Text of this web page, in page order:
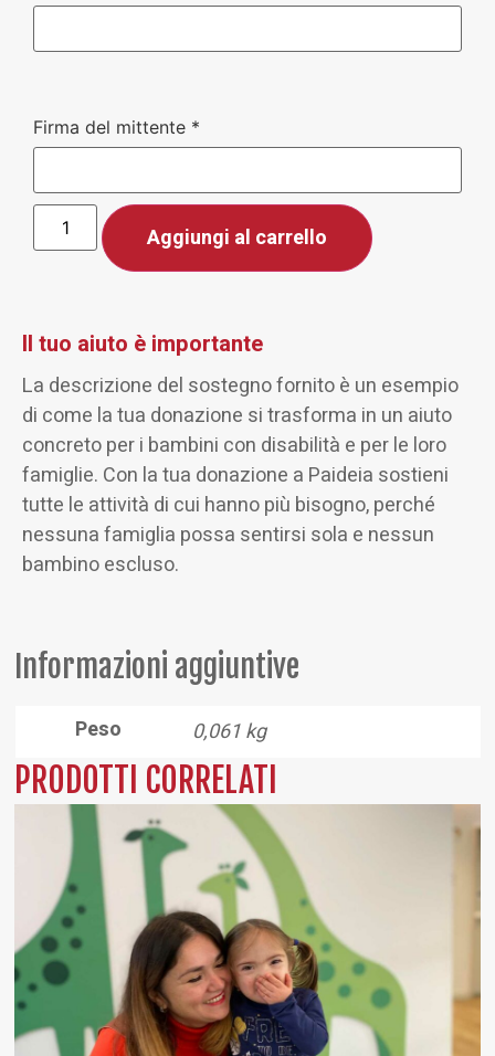
Firma del mittente *
Aggiungi al carrello
Il tuo aiuto è importante
La descrizione del sostegno fornito è un esempio
di come la tua donazione si trasforma in un aiuto
concreto per i bambini con disabilità e per le loro
famiglie. Con la tua donazione a Paideia sostieni
tutte le attività di cui hanno più bisogno, perché
nessuna famiglia possa sentirsi sola e nessun
bambino escluso.
Informazioni aggiuntive
Peso 0,061 kg
PRODOTTI CORRELATI